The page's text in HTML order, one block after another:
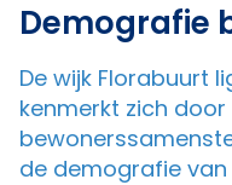
Demografie
De wijk Florabuurt
kenmerkt zich
de demografie